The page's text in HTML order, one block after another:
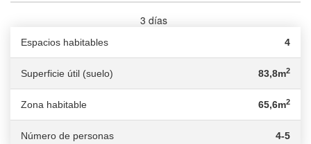
3 días
Espacios habitables 4
Superficie útil (suelo) 83,8m2
Zona habitable 65,6m2
Número de personas 4-5